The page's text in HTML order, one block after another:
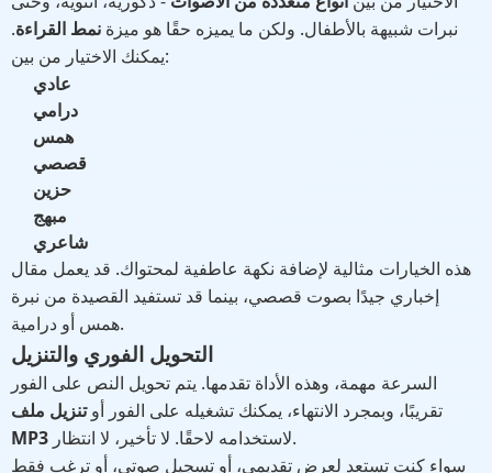
نبرات شبيهة بالأطفال. ولكن ما يميزه حقًا هو ميزة نمط القراءة.
يمكنك الاختيار من بين:
عادي
درامي
همس
قصصي
حزين
مبهج
شاعري
هذه الخيارات مثالية لإضافة نكهة عاطفية لمحتواك. قد يعمل مقال
إخباري جيدًا بصوت قصصي، بينما قد تستفيد القصيدة من نبرة
همس أو درامية.
التحويل الفوري والتنزيل
السرعة مهمة، وهذه الأداة تقدمها. يتم تحويل النص على الفور
تقريبًا، وبمجرد الانتهاء، يمكنك تشغيله على الفور أوتنزيل ملف
MP3
لاستخدامه لاحقًا. لا تأخير، لا انتظار.
سواء كنت تستعد لعرض تقديمي، أو تسجيل صوتي، أو ترغب فقط